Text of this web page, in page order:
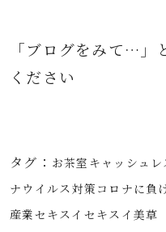
「ブログをみて…」
ください
タグ： お茶室 キャッシュレ
ナウイルス対策 コロナに負
産業セキスイ セキスイ美草